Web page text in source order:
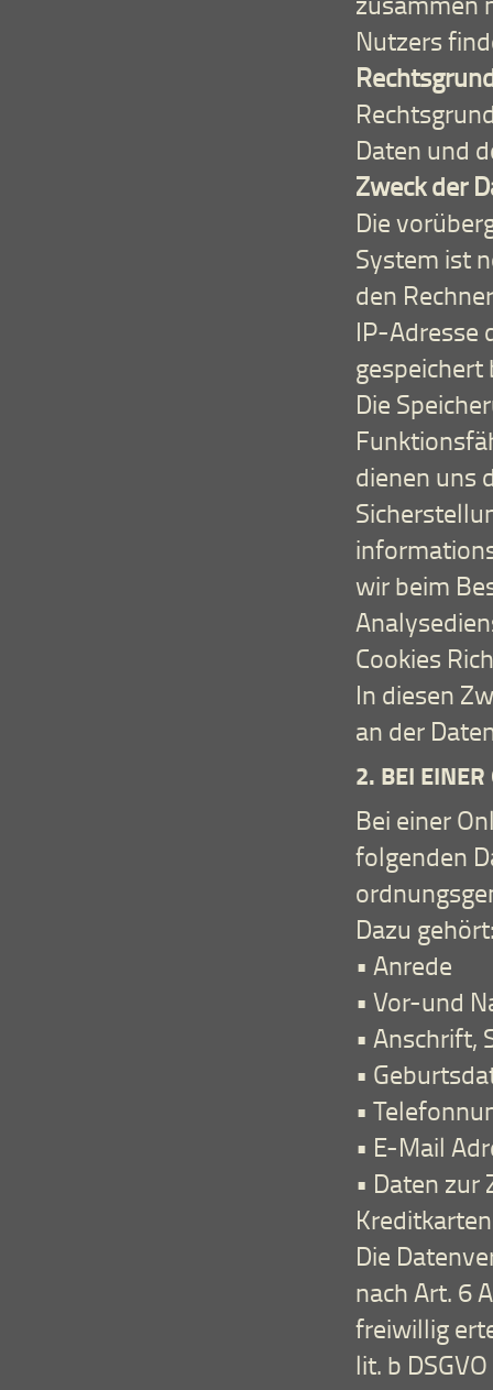
Nutzers
Daten und
Zweck der
Die
System ist
den
IP-Adresse
gespeichert
Die
dienen uns
wir beim
Cookies
In diesen
an der
2. BEI
Bei einer
folgenden
Dazu
• Anrede
• Vor-und
• Anschrift,
•
•
• E-Mail
• Daten
Die
nach Art. 6
freiwillig
lit. b